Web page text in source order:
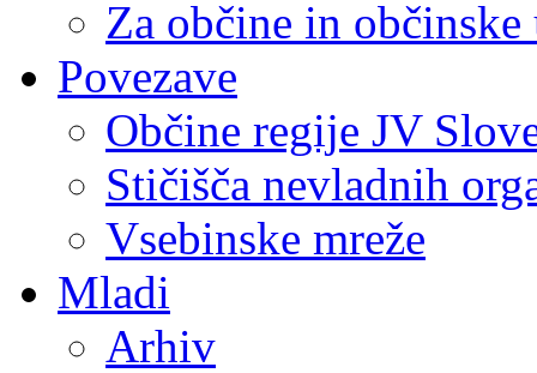
Za občine in občinske
Povezave
Občine regije JV
Stičišča nevladnih
Vsebinske mreže
Mladi
Arhiv